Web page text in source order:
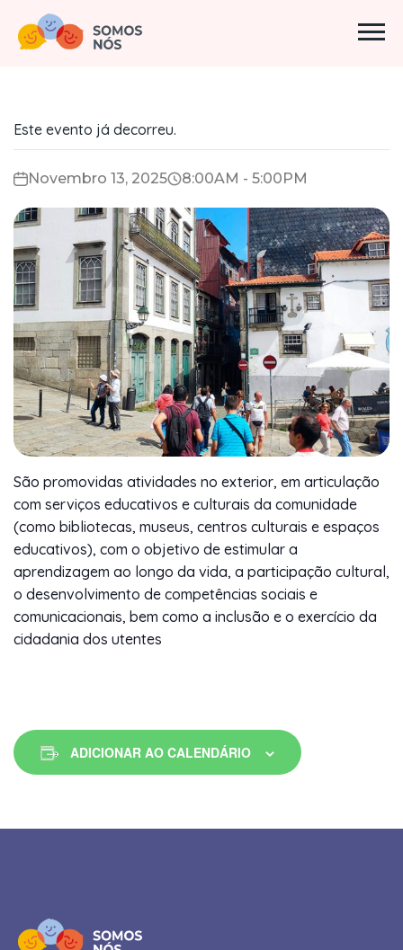
Este evento já decorreu.
Novembro 13, 2025 8:00AM - 5:00PM
São promovidas atividades no exterior, em articulação
com serviços educativos e culturais da comunidade
(como bibliotecas, museus, centros culturais e espaços
educativos), com o objetivo de estimular a
aprendizagem ao longo da vida, a participação cultural,
o desenvolvimento de competências sociais e
comunicacionais, bem como a inclusão e o exercício da
cidadania dos utentes
ADICIONAR AO CALENDÁRIO